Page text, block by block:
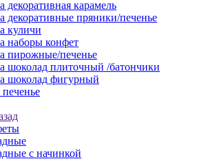
декоративная карамель
декоративные пряники/печенье
куличи
наборы конфет
пирожные/печенье
шоколад плиточный /батончики
шоколад фигурный
с начинкой